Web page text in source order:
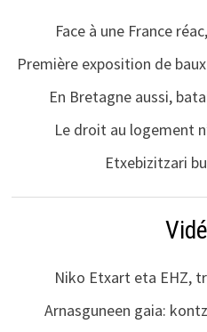
Face à une France
Première exposition de
En Bretagne aussi,
Le droit au logement
Etxebizitzari
Niko Etxart eta EHZ,
Arnasguneen gaia: